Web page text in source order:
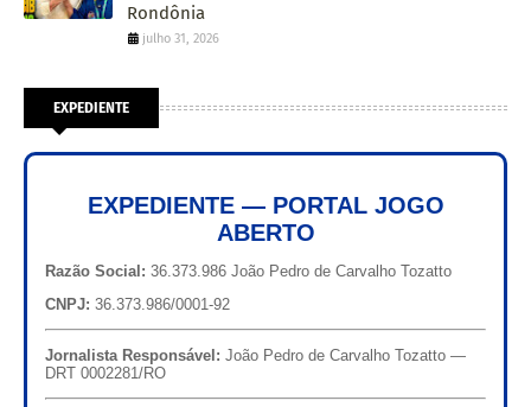
Rondônia
julho 31, 2026
EXPEDIENTE
EXPEDIENTE — PORTAL JOGO
ABERTO
Razão Social: 36.373.986 João Pedro de Carvalho Tozatto
CNPJ: 36.373.986/0001-92
Jornalista Responsável: João Pedro de Carvalho Tozatto —
DRT 0002281/RO